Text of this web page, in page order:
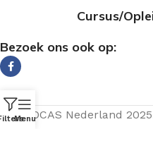
Cursus/
Bezoek ons ook op:
© ROCAS Nederland
Menu